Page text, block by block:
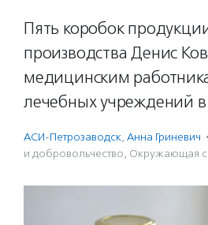
Пять коробок
производства Денис
медицинским
лечебных учреждений в
АСИ-Петрозаводск, Анна Гриневич ·
и доброволь­чест­во, Окружающая